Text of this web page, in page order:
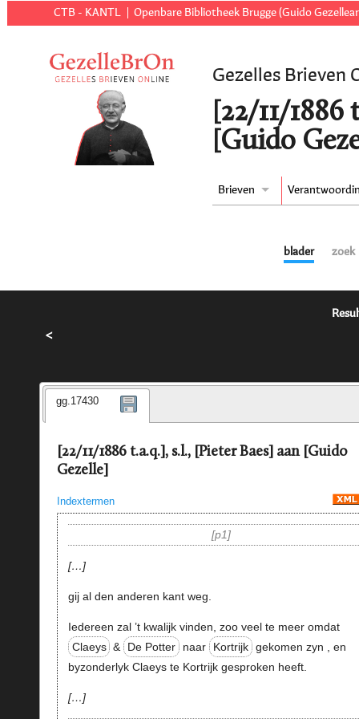
CTB - KANTL Openbare Bibliotheek Brugge (Guido
Gezelles Brieven
[22/11/1886
[Guido
Brieven
blader zoek
<
gg.17430
[22/11/1886 t.a.q.], s.l., [Pieter Baes] aan [Guido
Gezelle]
Indextermen
p1
…
gij al den anderen kant weg.
Iedereen zal ’t kwalijk vinden, zoo veel te meer omdat
Claeys & De Potter naar Kortrijk gekomen zyn , en
byzonderlyk Claeys te Kortrijk gesproken heeft.
…